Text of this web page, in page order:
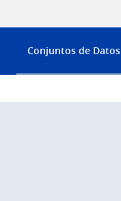
Conjuntos de Datos